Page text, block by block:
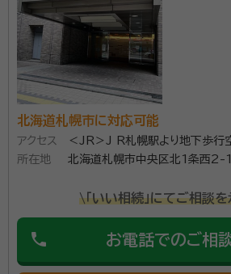
北海道札幌市に対応可能
アクセス
＜JR＞J R札幌駅より地下歩行
10分 7番出口
所在地 北海道札幌市中央区北1条西
\「いい相続」にてご相談
phone お電話でのご相